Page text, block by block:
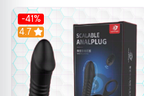
-41%
Hot
4.7